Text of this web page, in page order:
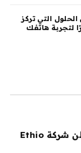
التي تركز
لتجربة هاتفك
في اختبار
M-Pesa إثيوبيا تعزز خدماتها؛ تعلن شركة Ethio